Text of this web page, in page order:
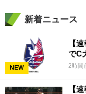
新着ニュース
NEW
【
でC
2時間
【